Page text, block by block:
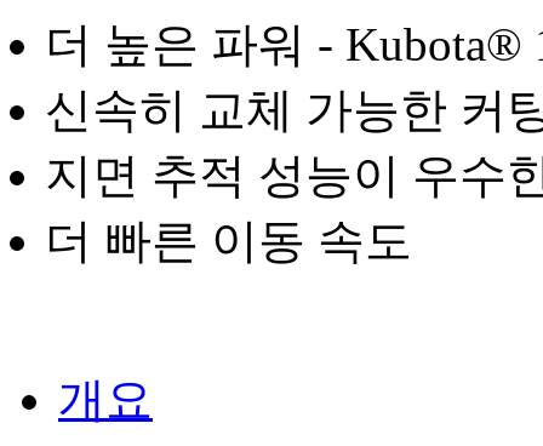
더 높은 파워 - Kubota®
신속히 교체 가능한 커
지면 추적 성능이 우수
더 빠른 이동 속도
개요